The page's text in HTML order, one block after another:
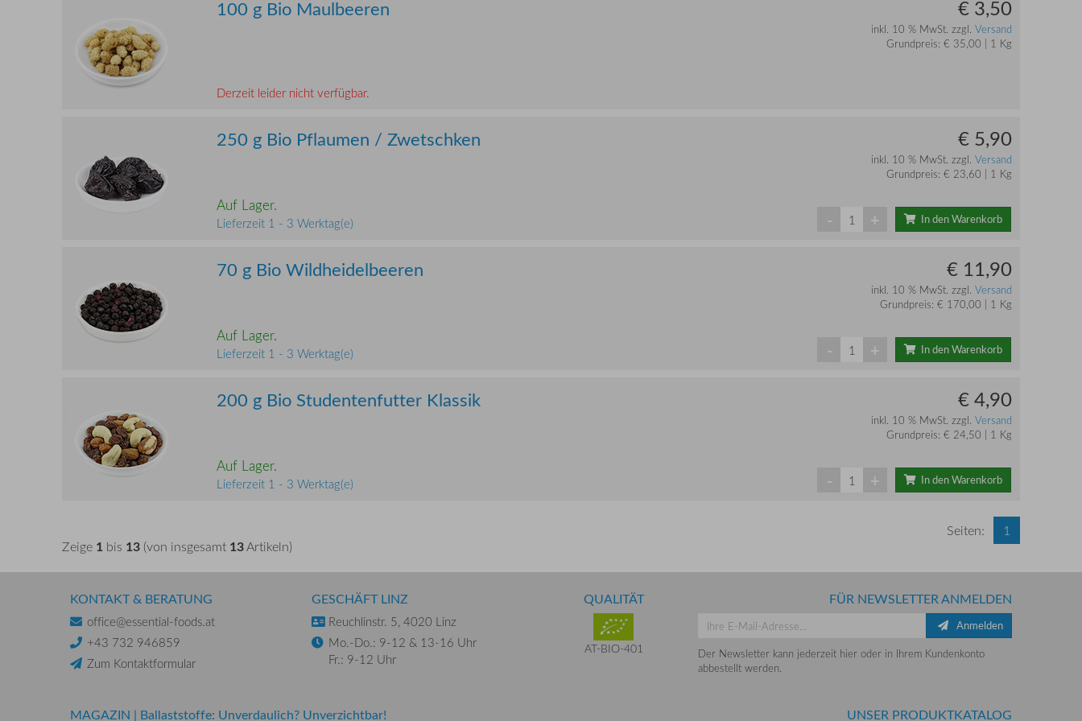
100 g Bio Maulbeeren € 3,50
inkl. 10 % MwSt. zzgl. Versand
Grundpreis: € 35,00 | 1 Kg
Derzeit leider nicht verfügbar.
250 g Bio Pflaumen / Zwetschken € 5,90
inkl. 10 % MwSt. zzgl. Versand
Grundpreis: € 23,60 | 1 Kg
Auf Lager.
Lieferzeit 1 - 3 Werktag(e) In den Warenkorb
- +
70 g Bio Wildheidelbeeren € 11,90
inkl. 10 % MwSt. zzgl. Versand
Grundpreis: € 170,00 | 1 Kg
Auf Lager.
Lieferzeit 1 - 3 Werktag(e) In den Warenkorb
- +
200 g Bio Studentenfutter Klassik € 4,90
inkl. 10 % MwSt. zzgl. Versand
Grundpreis: € 24,50 | 1 Kg
Auf Lager.
Lieferzeit 1 - 3 Werktag(e) In den Warenkorb
- +
Zeige 1 bis 13 (von insgesamt 13Artikeln)
Seiten: 1
KONTAKT & BERATUNG
office@essential-foods.at
+43 732 946859
Zum Kontaktformular
GESCHÄFT LINZ
Reuchlinstr. 5, 4020 Linz
Mo.-Do.: 9-12 & 13-16 Uhr
Fr.: 9-12 Uhr
QUALITÄT
AT-BIO-401
FÜR NEWSLETTER ANMELDEN
Anmelden
Der Newsletter kann jederzeit hier oder in Ihrem Kundenkonto
abbestellt werden.
MAGAZIN | Ballaststoffe: Unverdaulich? Unverzichtbar! UNSER PRODUKTKATALOG